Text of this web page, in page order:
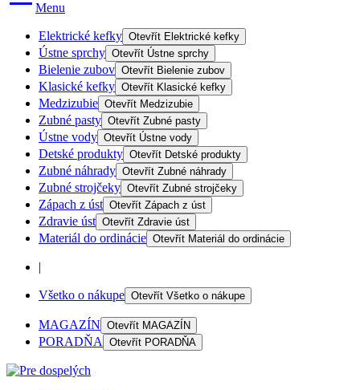
Menu
Elektrické kefky Otevřít Elektrické kefky
Ústne sprchy Otevřít Ústne sprchy
Bielenie zubov Otevřít Bielenie zubov
Klasické kefky Otevřít Klasické kefky
Medzizubie Otevřít Medzizubie
Zubné pasty Otevřít Zubné pasty
Ústne vody Otevřít Ústne vody
Detské produkty Otevřít Detské produkty
Zubné náhrady Otevřít Zubné náhrady
Zubné strojčeky Otevřít Zubné strojčeky
Zápach z úst Otevřít Zápach z úst
Zdravie úst Otevřít Zdravie úst
Materiál do ordinácie Otevřít Materiál do ordinácie
|
Všetko o nákupe Otevřít Všetko o nákupe
MAGAZÍN Otevřít MAGAZÍN
PORADŇA Otevřít PORADŇA